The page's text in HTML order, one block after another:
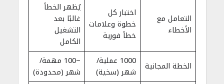
التعامل مع
الأخطاء
اختبار كل
خطوة وعلامات
خطأ فورية
يُظهر الخطأ
غالبًا بعد
التشغيل
الكامل
الخطة المجانية
1000 عملية/
شهر (سخية)
~100 مهمة/
شهر (محدودة)